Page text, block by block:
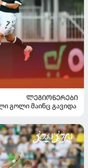
ᲚᲔᲒᲘᲝᲜᲔᲠᲔᲑᲘ
გოლი მაინც გავიდა